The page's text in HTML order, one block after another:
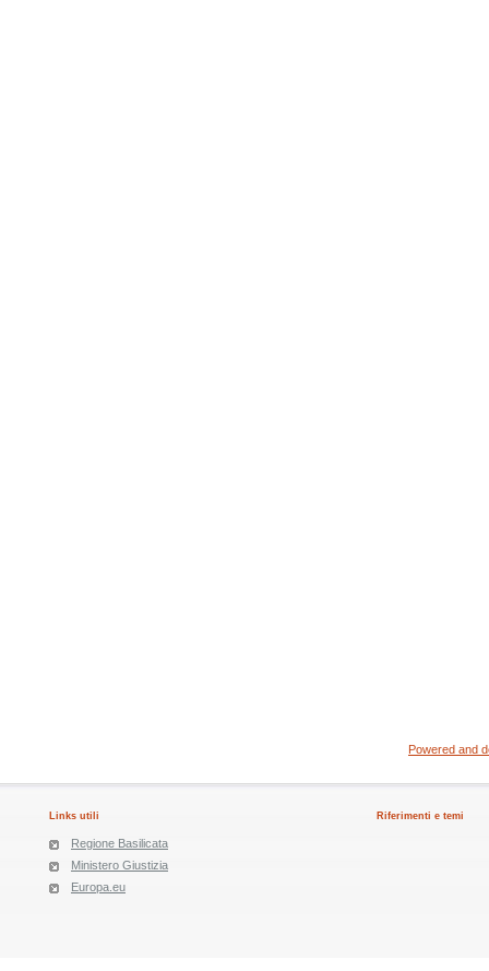
Powered and
Links utili Riferimenti e temi
Regione Basilicata
Ministero Giustizia
Europa.eu